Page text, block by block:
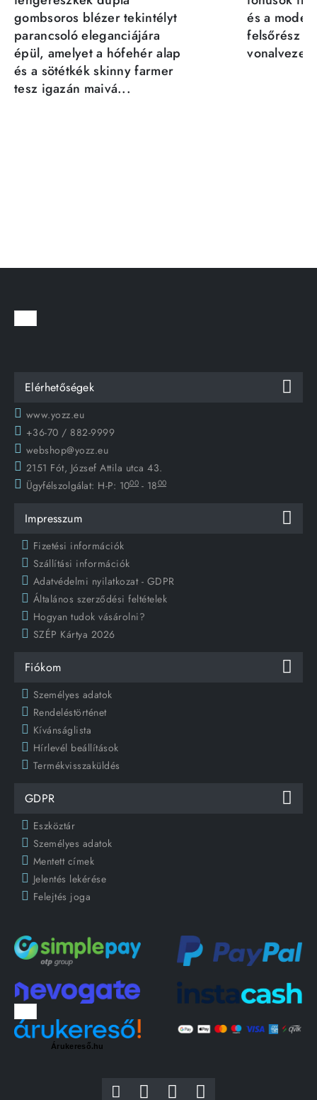
gombsoros blézer tekintélyt
parancsoló eleganciájára
épül, amelyet a hófehér alap
és a sötétkék skinny farmer
tesz igazán maivá...
és a
felsőrész
Elérhetőségek
www.yozz.eu
+36-70 / 882-9999
webshop@yozz.eu
2151 Fót, József Attila utca 43.
Ügyfélszolgálat: H-P: 1000 - 1800
Impresszum
Fizetési információk
Szállítási információk
Adatvédelmi nyilatkozat - GDPR
Általános szerződési feltételek
Hogyan tudok vásárolni?
SZÉP Kártya 2026
Fiókom
Személyes adatok
Rendeléstörténet
Kívánságlista
Hírlevél beállítások
Termékvisszaküldés
GDPR
Eszköztár
Személyes adatok
Mentett címek
Jelentés lekérése
Felejtés joga
Árukereső.hu